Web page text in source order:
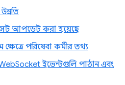
আপডেট করা হয়েছে
পরিষেবা কর্মীর তথ্য
ইভেন্টগুলি পাঠান এবং